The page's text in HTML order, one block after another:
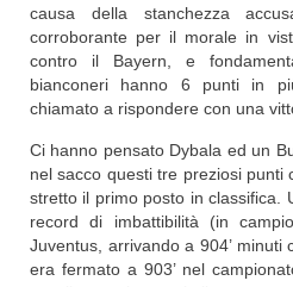
causa della stanchezza
corroborante per il morale in
contro il Bayern, e
bianconeri hanno 6 punti in
chiamato a rispondere con una
Ci hanno pensato Dybala ed un
nel sacco questi tre preziosi
stretto il primo posto in classifica.
record di imbattibilità (in
Juventus, arrivando a 904’
era fermato a 903’ nel